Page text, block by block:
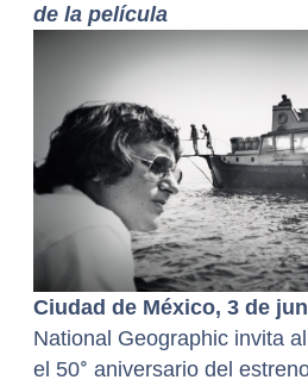
de la película
Ciudad de México, 3 de
National Geographic invita
el 50° aniversario del